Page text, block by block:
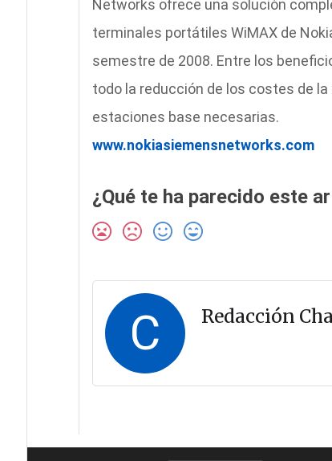
Networks ofrece una solución
terminales portátiles WiMAX de
semestre de 2008. Entre los
todo la reducción de los costes de
estaciones base necesarias.
www.nokiasiemensnetworks.com
¿Qué te ha parecido este
C Redacción